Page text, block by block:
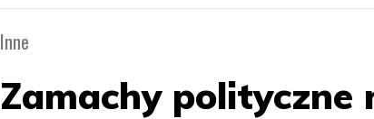
Inne
Zamachy polityczne